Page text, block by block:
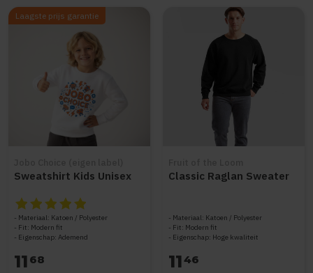
Laagste prijs garantie
Sweatshirt Kids Unisex
De beoordeling van dit product is
Materiaal: Katoen / Polyester
Fit: Modern fit
Eigenschap: Ademend
11 68
Classic Raglan Sweater
Materiaal: Katoen / Polyester
Fit: Modern fit
Eigenschap: Hoge kwaliteit
1146